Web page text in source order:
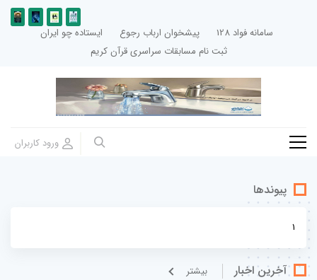
سامانه فواد 128 پیشخوان ارباب رجوع
ایستاده چو ایران
ثبت نام مسابقات سراسری قرآن کریم
پیوندها
1
آخرین اخبار بيشتر